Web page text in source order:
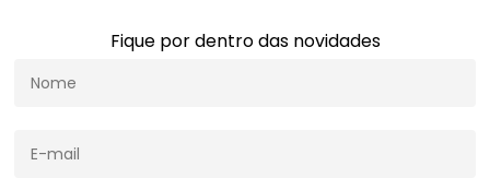
Fique por dentro das novidades